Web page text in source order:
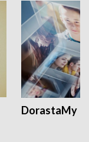
DorastaMy